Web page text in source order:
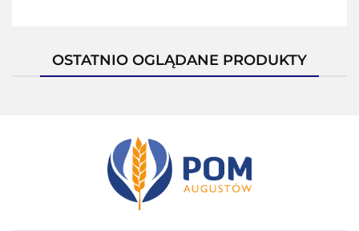
OSTATNIO OGLĄDANE PRODUKTY